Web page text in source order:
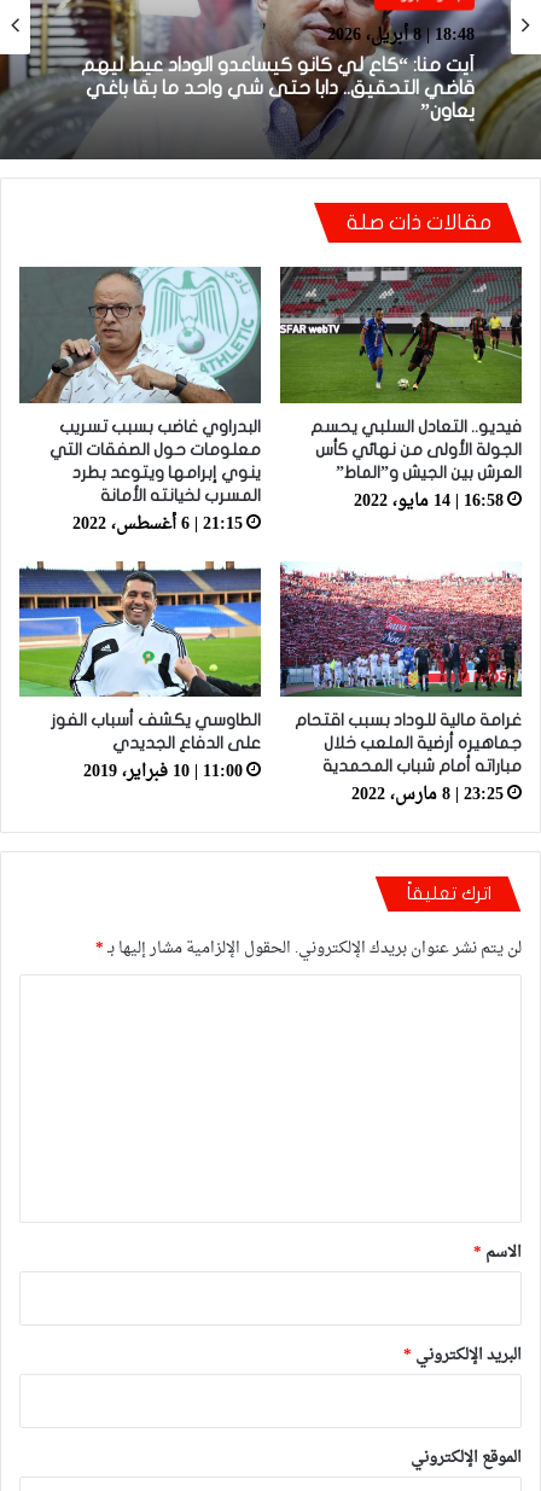
بطولة برو 1
18:48 | 8 أبريل، 2026
قاضي التحقيق.. دابا حتى شي واحد ما بقا باغي
يعاون”
بطولة برو 1
22:23 | 6 أبريل، 2026
توالي النتائج السلبية يلاحق الوداد الرياضي بعد
تعادل جديد أمام الدفاع الحسني الجديدي
مقالات ذات صلة
فيديو.. التعادل السلبي يحسم
الجولة الأولى من نهائي كأس
العرش بين الجيش و”الماط”
16:58 | 14 مايو، 2022
البدراوي غاضب بسبب تسريب
معلومات حول الصفقات التي
ينوي إبرامها ويتوعد بطرد
المسرب لخيانته الأمانة
21:15 | 6 أغسطس، 2022
غرامة مالية للوداد بسبب اقتحام
جماهيره أرضية الملعب خلال
مباراته أمام شباب المحمدية
23:25 | 8 مارس، 2022
الطاوسي يكشف أسباب الفوز
على الدفاع الجديدي
11:00 | 10 فبراير، 2019
اترك تعليقاً
لن يتم نشر عنوان بريدك الإلكتروني. الحقول الإلزامية مشار إليها بـ*
*
الاسم *
البريد الإلكتروني *
الموقع الإلكتروني